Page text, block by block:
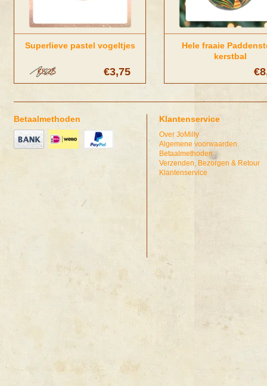
Superlieve pastel vogeltjes
€3,75
€5,25
Hele fraaie
kerstbal
Betaalmethoden Klantenservice
Over JoMilly
Algemene voorwaarden
Betaalmethoden
Verzenden, Bezorgen & Retour
Klantenservice